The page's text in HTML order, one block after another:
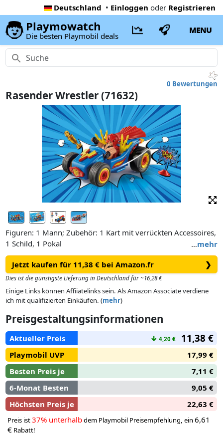
Deutschland • Einloggen oder Registrieren
Playmowatch
Die besten Playmobil deals
MENU
0 Bewertungen
Rasender Wrestler (71632)
…mehr
Figuren: 1 Mann; Zubehör: 1 Kart mit verrückten Accessoires,
1 Schild, 1 Pokal
Jetzt kaufen für 11,38 € bei Amazon.fr ❯
Dies ist die günstigste Lieferung in Deutschland für ~16,28 €
Einige Links können Affiiatelinks sein. Als Amazon Associate verdiene
ich mit qualifizierten Einkäufen. (mehr)
Preisgestaltungsinformationen
Aktueller Preis ↓ 4,20 € 11,38 €
Playmobil UVP
17,99 €
Besten Preis je
7,11 €
6-Monat Besten
9,05 €
Höchsten Preis je
22,63 €
Preis ist37% unterhalbdem Playmobil Preisempfehlung, ein 6,61
€ Rabatt!